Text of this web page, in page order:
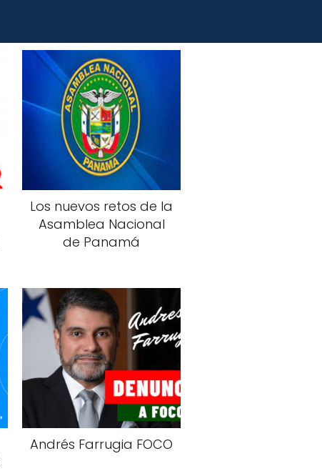
Los nuevos retos de la
Asamblea Nacional
de Panamá
Andrés Farrugia FOCO